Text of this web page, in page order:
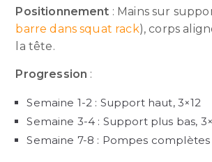
Positionnement : Mains sur
barre dans squat rack), corps
la tête.
Progression :
Semaine 1-2 : Support haut, 3×12
Semaine 3-4 : Support plus bas,
Semaine 7-8 : Pompes complètes